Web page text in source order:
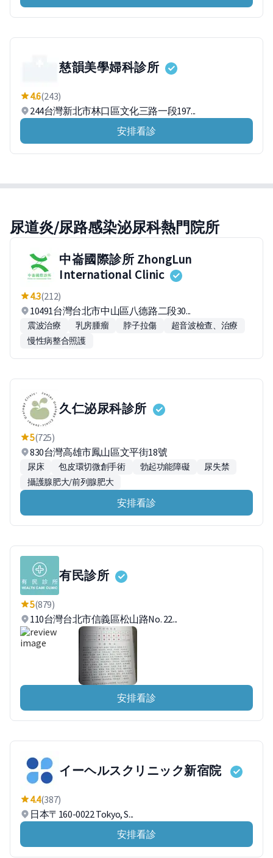
慈韻美學婦科診所
4.6(243)
244台灣新北市林口區文化三路一段197...
安排看診
尿道炎/尿路感染泌尿科熱門院所
中崙國際診所 ZhongLun
International Clinic
4.3(212)
10491台灣台北市中山區八德路二段30...
震波治療 乳房腫瘤 脖子拉傷
超音波檢查、治療
慢性病整合照護
久仁泌尿科診所
5(725)
830台灣高雄市鳳山區文平街18號
尿床 包皮環切微創手術 勃起功能障礙
尿失禁
攝護腺肥大/前列腺肥大
安排看診
有民診所
5(879)
110台灣台北市信義區松山路No. 22...
安排看診
イーヘルスクリニック新宿院
4.4(387)
日本〒160-0022 Tokyo, S...
安排看診